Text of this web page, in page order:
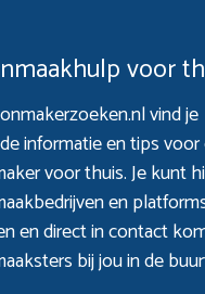
voor
vind je
informatie en tips voor
voor thuis. Je kunt
en
en direct in contact
bij jou in de